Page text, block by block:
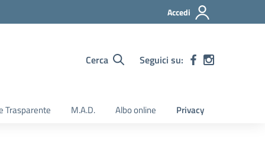
Accedi
Cerca Seguici su:
Trasparente M.A.D. Albo online Privacy